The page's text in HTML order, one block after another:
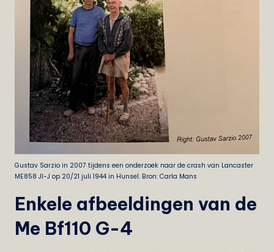
Gustav Sarzio in 2007 tijdens een onderzoek naar de crash van Lancaster
ME858 JI-J op 20/21 juli 1944 in Hunsel. Bron: Carla Mans
Enkele afbeeldingen van de
Me Bf110 G-4